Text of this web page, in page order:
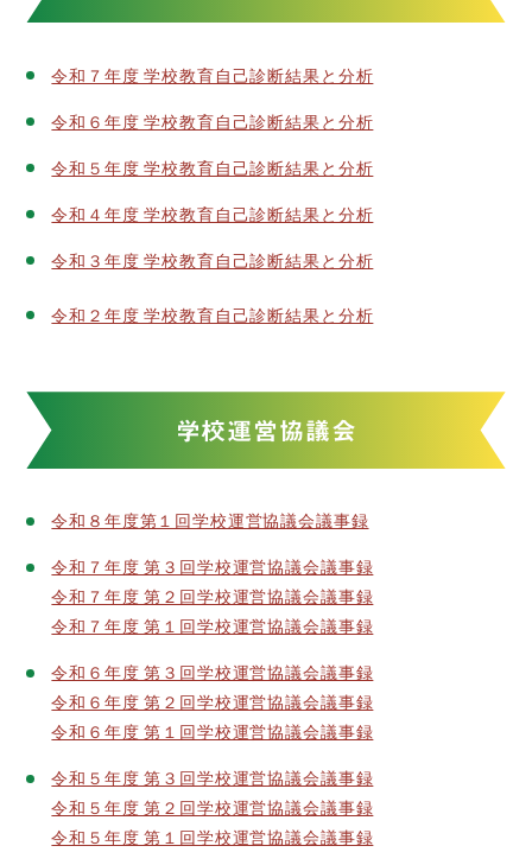
令和７年度 学校教育自己診断結果と分析
令和６年度 学校教育自己診断結果と分析
令和５年度 学校教育自己診断結果と分析
令和４年度 学校教育自己診断結果と分析
令和３年度 学校教育自己診断結果と分析
令和２年度 学校教育自己診断結果と分析
学校運営協議会
令和８年度第１回学校運営協議会議事録
令和７年度 第３回学校運営協議会議事録
令和７年度 第２回学校運営協議会議事録
令和７年度 第１回学校運営協議会議事録
令和６年度 第３回学校運営協議会議事録
令和６年度 第２回学校運営協議会議事録
令和６年度 第１回学校運営協議会議事録
令和５年度 第３回学校運営協議会議事録
令和５年度 第２回学校運営協議会議事録
令和５年度 第１回学校運営協議会議事録